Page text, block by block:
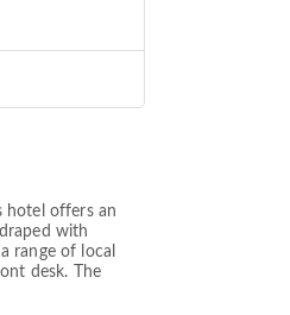
hotel offers an
with
range of local
desk. The